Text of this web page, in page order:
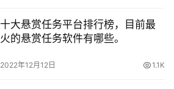
十大悬赏任务平台排行榜，目前最
火的悬赏任务软件有哪些。
2022年12月12日 1.1K